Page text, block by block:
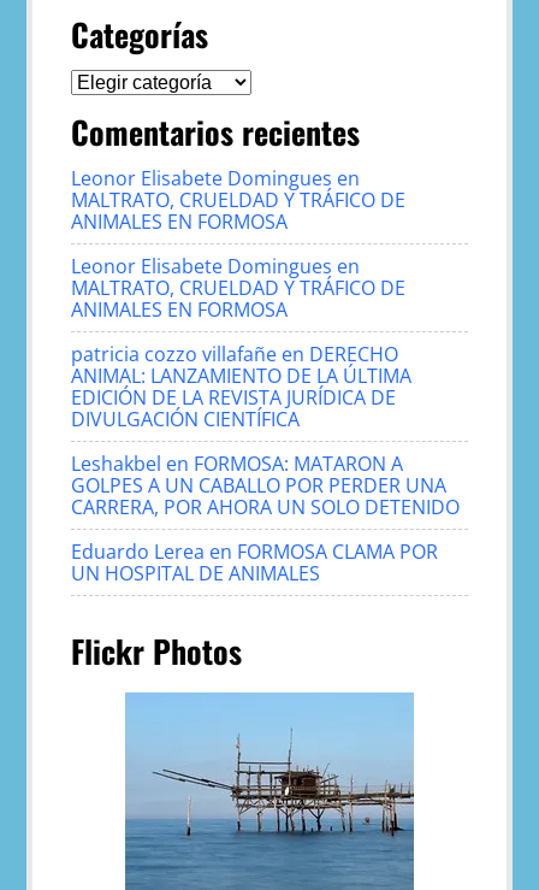
Categorías
Categorías
Comentarios recientes
Leonor Elisabete Domingues en
MALTRATO, CRUELDAD Y TRÁFICO DE
ANIMALES EN FORMOSA
Leonor Elisabete Domingues en
MALTRATO, CRUELDAD Y TRÁFICO DE
ANIMALES EN FORMOSA
patricia cozzo villafañe en DERECHO
ANIMAL: LANZAMIENTO DE LA ÚLTIMA
EDICIÓN DE LA REVISTA JURÍDICA DE
DIVULGACIÓN CIENTÍFICA
Leshakbel en FORMOSA: MATARON A
GOLPES A UN CABALLO POR PERDER UNA
CARRERA, POR AHORA UN SOLO DETENIDO
Eduardo Lerea en FORMOSA CLAMA POR
UN HOSPITAL DE ANIMALES
Flickr Photos